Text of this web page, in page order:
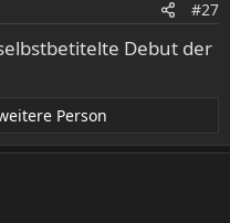
#27
Debut der
Person